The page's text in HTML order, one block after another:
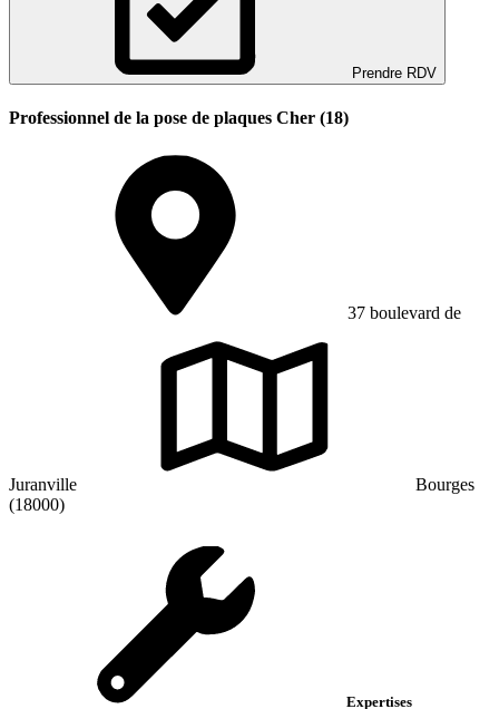
Prendre RDV
Professionnel de la pose de plaques Cher (18)
37 boulevard de
Juranville
Bourges
(18000)
Expertises